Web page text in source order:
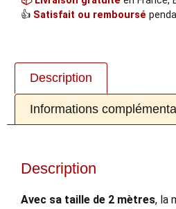
👍 Satisfait ou remboursé
Description
Informations
Description
Avec sa taille de 2 mètres, la